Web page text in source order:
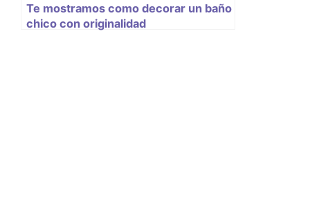
Te mostramos como decorar un baño
chico con originalidad